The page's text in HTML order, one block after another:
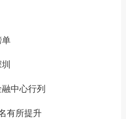
中心行列
有所提升